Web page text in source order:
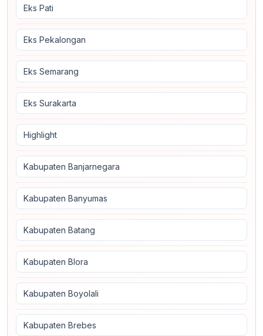
Eks Pati
Eks Pekalongan
Eks Semarang
Eks Surakarta
Highlight
Kabupaten Banjarnegara
Kabupaten Banyumas
Kabupaten Batang
Kabupaten Blora
Kabupaten Boyolali
Kabupaten Brebes